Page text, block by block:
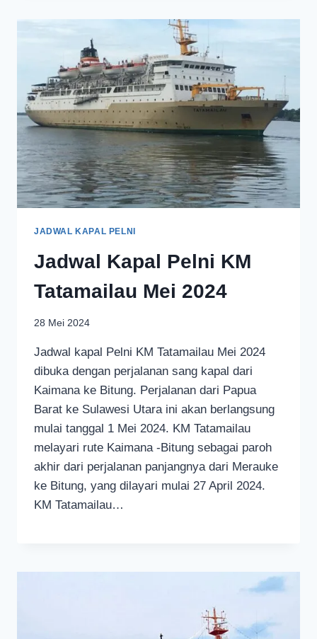
JADWAL KAPAL PELNI
Jadwal Kapal Pelni KM
Tatamailau Mei 2024
28 Mei 2024
Jadwal kapal Pelni KM Tatamailau Mei 2024
dibuka dengan perjalanan sang kapal dari
Kaimana ke Bitung. Perjalanan dari Papua
Barat ke Sulawesi Utara ini akan berlangsung
mulai tanggal 1 Mei 2024. KM Tatamailau
melayari rute Kaimana -Bitung sebagai paroh
akhir dari perjalanan panjangnya dari Merauke
ke Bitung, yang dilayari mulai 27 April 2024.
KM Tatamailau…